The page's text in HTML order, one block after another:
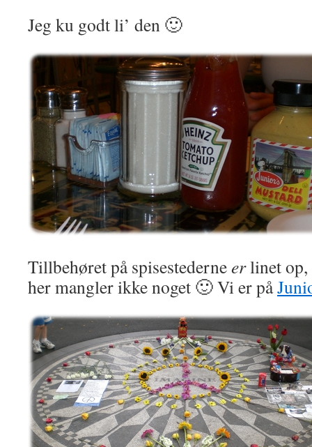
Jeg ku godt li’ den 🙂
Tillbehøret på spisestederneerlinet op,
her mangler ikke noget 🙂 Vi er på